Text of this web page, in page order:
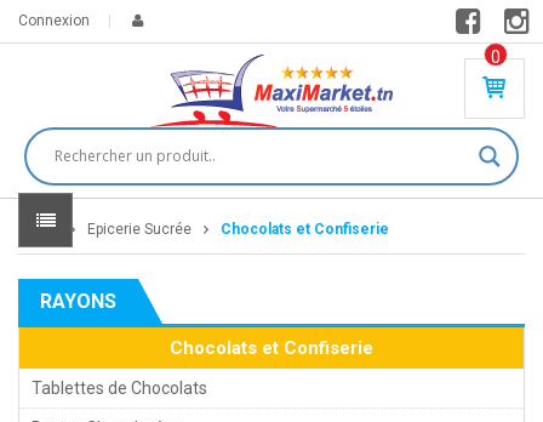
Connexion
0
PR
DU
IT(
S)
DT
Home Epicerie Sucrée Chocolats et Confiserie
RAYONS
Chocolats et Confiserie
Tablettes de Chocolats